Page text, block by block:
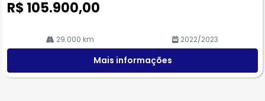
R$ 105.900,00
29.000 km 2022/2023
Mais informações